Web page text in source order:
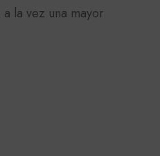
la vez una mayor